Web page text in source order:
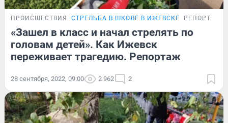
ПРОИСШЕСТВИЯ СТРЕЛЬБА В ШКОЛЕ В ИЖЕВСКЕ РЕПОРТАЖ
«Зашел в класс и начал стрелять по
головам детей». Как Ижевск
переживает трагедию. Репортаж
28 сентября, 2022, 09:00 2 962 2